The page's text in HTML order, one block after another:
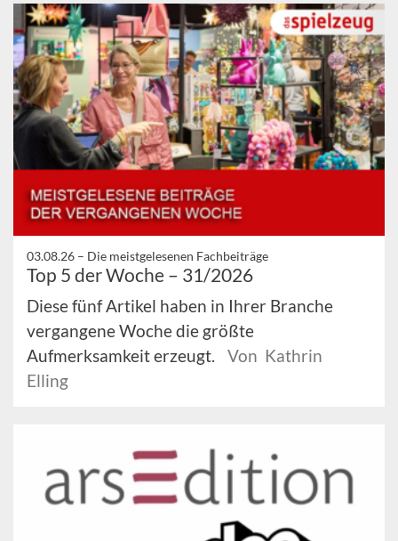
03.08.26 – Die meistgelesenen Fachbeiträge
Top 5 der Woche – 31/2026
Diese fünf Artikel haben in Ihrer Branche
vergangene Woche die größte
Aufmerksamkeit erzeugt.
Von Kathrin
Elling